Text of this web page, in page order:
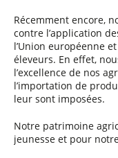
Récemment encore,
contre l’application
l’Union européenne
éleveurs. En effet,
l’excellence de nos
l’importation de
leur sont imposées.
Notre patrimoine
jeunesse et pour